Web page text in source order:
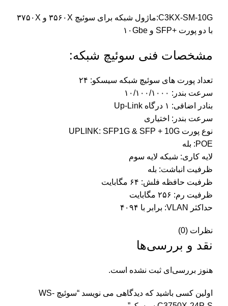
C3KX-SM-10G:ماژول شبکه برای سوئیچ ۳۵۶۰X و ۳۷۵۰X
با دو پورت +SFP و ۱۰Gbe
مشخصات فنی سوئیچ شبکه:
تعداد پورت های سوئیچ شبکه سیسکو: ۲۴
سرعت بندر: ۱۰/۱۰۰/۱۰۰۰
بنادر اضافی: ۱ درگاه Up-Link
سرعت بندر: اختیاری
نوع پورت UPLINK: SFP1G & SFP + 10G
POE: بله
لایه کاری: شبکه لایه سوم
ظرفیت انباشت: بله
ظرفیت حافظه فلش: ۶۴ مگابایت
ظرفیت رم: ۲۵۶ مگابایت
حداکثر VLAN: برابر با ۴۰۹۴
نظرات (0)
نقد و بررسی‌ها
هنوز بررسی‌ای ثبت نشده است.
اولین کسی باشید که دیدگاهی می نویسد “سوئیچ WS-